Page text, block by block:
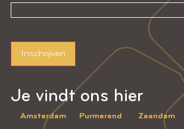
Je vindt ons hier
Amsterdam Purmerend Zaandam
Inschrijven